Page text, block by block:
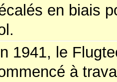
en biais
1941, le
à